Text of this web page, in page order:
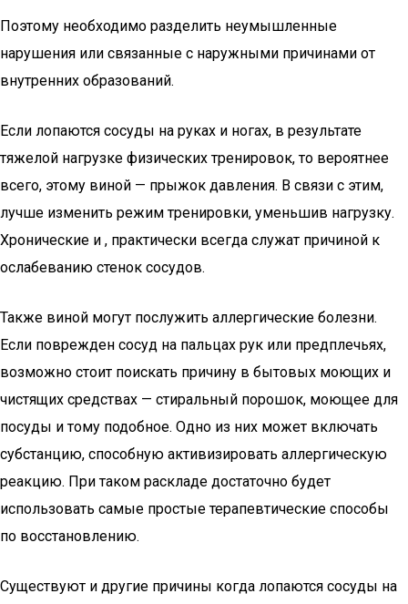
Поэтому необходимо разделить неумышленные
нарушения или связанные с наружными причинами от
внутренних образований.
Если лопаются сосуды на руках и ногах, в результате
тяжелой нагрузке физических тренировок, то вероятнее
всего, этому виной — прыжок давления. В связи с этим,
лучше изменить режим тренировки, уменьшив нагрузку.
Хронические и , практически всегда служат причиной к
ослабеванию стенок сосудов.
Также виной могут послужить аллергические болезни.
Если поврежден сосуд на пальцах рук или предплечьях,
возможно стоит поискать причину в бытовых моющих и
чистящих средствах — стиральный порошок, моющее для
посуды и тому подобное. Одно из них может включать
субстанцию, способную активизировать аллергическую
реакцию. При таком раскладе достаточно будет
использовать самые простые терапевтические способы
по восстановлению.
Существуют и другие причины когда лопаются сосуды на